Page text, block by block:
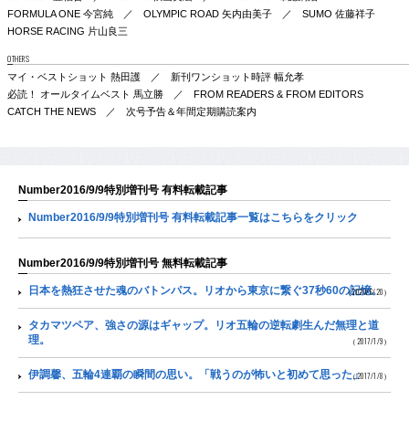
FORMULA ONE 今宮純 ／ OLYMPIC ROAD 矢内由美子 ／ SUMO 佐藤祥子
HORSE RACING 片山良三
OTHERS
マイ・ベストショット 熱田護 ／ 新刊ワンショット時評 幅允孝
必読！ オールタイムベスト 馬立勝 ／ FROM READERS & FROM EDITORS
CATCH THE NEWS ／ 次号予告＆年間定期購読案内
Number2016/9/9特別増刊号 有料転載記事
Number2016/9/9特別増刊号 有料転載記事一覧はこちらをクリック
Number2016/9/9特別増刊号 無料転載記事
日本を熱狂させた魂のバトンパス。リオから東京に繋ぐ37秒60の記憶。
（2020/6/20）
タカマツペア、強さの源はギャップ。リオ五輪の逆転劇生んだ無理と道
理。
（2017/1/9）
伊調馨、五輪4連覇の瞬間の思い。「戦うのが怖いと初めて思った」（2017/1/8）